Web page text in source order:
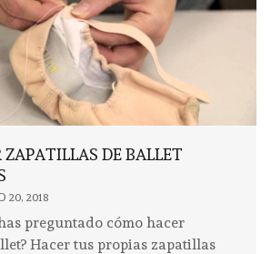
ZAPATILLAS DE BALLET
20, 2018
preguntado cómo hacer
Hacer tus propias zapatillas